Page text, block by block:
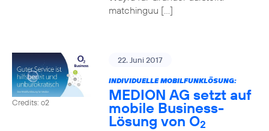
matchinguu […]
Credits: o2
22. Juni 2017
INDIVIDUELLE MOBILFUNKLÖSUNG:
MEDION AG setzt auf
mobile Business-
Lösung von O2